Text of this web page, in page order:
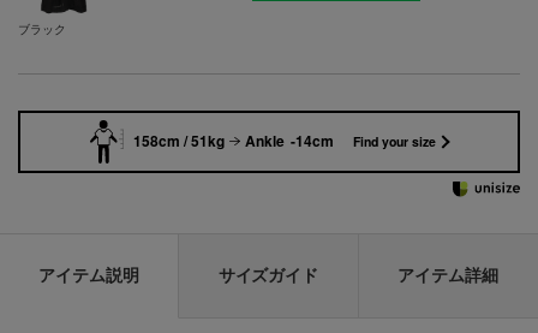
ブラック
158cm / 51kg Ankle -14cm Find your size
アイテム説明 サイズガイド アイテム詳細